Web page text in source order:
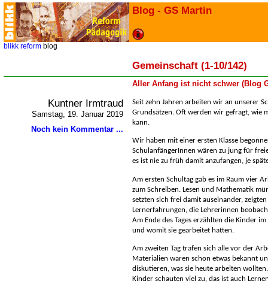
Blog - GS Martin
blikk reform blog
Gemeinschaft (1-10/142)
Aller Anfang ist nicht schwer (Blog
Kuntner Irmtraud
Samstag, 19. Januar 2019
Noch kein Kommentar ...
Seit zehn Jahren arbeiten wir an unserer
Grundsätzen. Oft werden wir gefragt, wie
kann.
Wir haben mit einer ersten Klasse
SchulanfängerInnen wären zu jung für
es ist nie zu früh damit anzufangen, je
Am ersten Schultag gab es im Raum vier
zum Schreiben. Lesen und Mathematik
setzten sich frei damit auseinander,
Lernerfahrungen, die Lehrerinnen
Am Ende des Tages erzählten die Kinder
und womit sie gearbeitet hatten.
Am zweiten Tag trafen sich alle vor der
Materialien waren schon etwas bekannt
diskutieren, was sie heute arbeiten
Kinder schauten viel zu, das ist auch